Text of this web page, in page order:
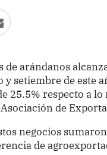
de arándanos
setiembre de este
25.5% respecto a
de
negocios
de